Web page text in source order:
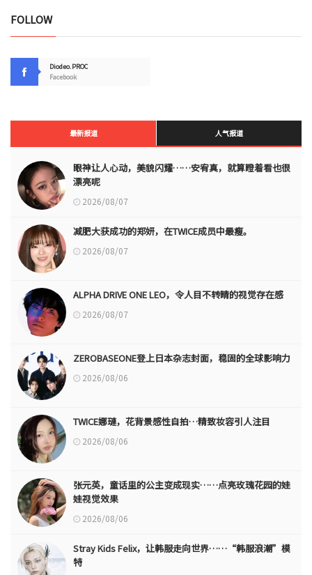
FOLLOW
Diodeo.PROC
Facebook
最新报道 人气报道
眼神让人心动，美貌闪耀……安宥真，就算瞪着看也很
漂亮呢
2026/08/07
减肥大获成功的郑妍，在TWICE成员中最瘦。
2026/08/07
ALPHA DRIVE ONE LEO，令人目不转睛的视觉存在感
2026/08/07
ZEROBASEONE登上日本杂志封面，稳固的全球影响力
2026/08/06
TWICE娜璉，花背景感性自拍…精致妆容引人注目
2026/08/06
张元英，童话里的公主变成现实……点亮玫瑰花园的娃
娃视觉效果
2026/08/06
Stray Kids Felix，让韩服走向世界……“韩服浪潮”模
特